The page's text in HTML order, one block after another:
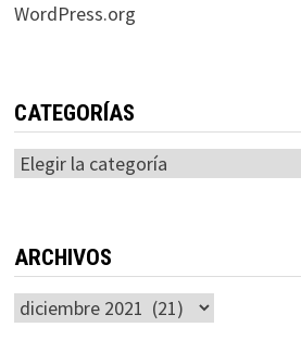
WordPress.org
CATEGORÍAS
Categorías
ARCHIVOS
Archivos